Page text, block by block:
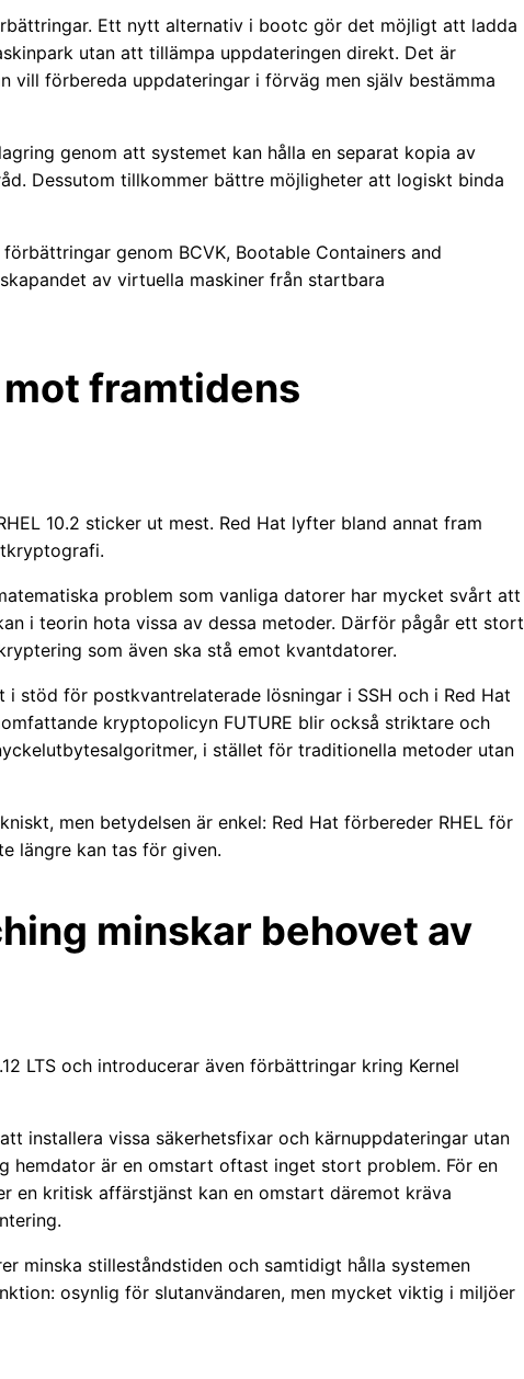
Ett nytt alternativ i bootc gör det möjligt att ladda
utan att tillämpa uppdateringen direkt. Det är
vill förbereda uppdateringar i förväg men själv bestämma
genom att systemet kan hålla en separat kopia av
Dessutom tillkommer bättre möjligheter att logiskt binda
genom BCVK, Bootable Containers and
av virtuella maskiner från startbara
framtidens
10.2 sticker ut mest. Red Hat lyfter bland annat fram
problem som vanliga datorer har mycket svårt att
i teorin hota vissa av dessa metoder. Därför pågår ett stort
som även ska stå emot kvantdatorer.
i stöd för postkvantrelaterade lösningar i SSH och i Red Hat
kryptopolicyn FUTURE blir också striktare och
i stället för traditionella metoder utan
men betydelsen är enkel: Red Hat förbereder RHEL för
längre kan tas för given.
minskar behovet av
LTS och introducerar även förbättringar kring Kernel
installera vissa säkerhetsfixar och kärnuppdateringar utan
hemdator är en omstart oftast inget stort problem. För en
en kritisk affärstjänst kan en omstart däremot kräva
minska stilleståndstiden och samtidigt hålla systemen
osynlig för slutanvändaren, men mycket viktig i miljöer